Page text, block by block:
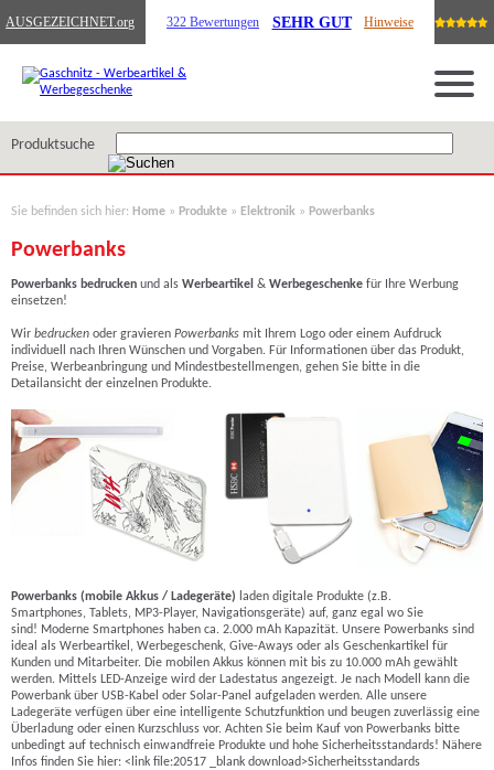
AUSGEZEICHNET.org 322 Bewertungen SEHR GUT Hinweise
Produktsuche
Sie befinden sich hier: Home » Produkte » Elektronik » Powerbanks
Powerbanks
Powerbanks bedrucken und als Werbeartikel & Werbegeschenke für Ihre Werbung
einsetzen!
Wir bedrucken oder gravieren Powerbanks mit Ihrem Logo oder einem Aufdruck
individuell nach Ihren Wünschen und Vorgaben. Für Informationen über das Produkt,
Preise, Werbeanbringung und Mindestbestellmengen, gehen Sie bitte in die
Detailansicht der einzelnen Produkte.
Powerbanks (mobile Akkus / Ladegeräte) laden digitale Produkte (z.B.
Smartphones, Tablets, MP3-Player, Navigationsgeräte) auf, ganz egal wo Sie
sind! Moderne Smartphones haben ca. 2.000 mAh Kapazität. Unsere Powerbanks sind
ideal als Werbeartikel, Werbegeschenk, Give-Aways oder als Geschenkartikel für
Kunden und Mitarbeiter. Die mobilen Akkus können mit bis zu 10.000 mAh gewählt
werden. Mittels LED-Anzeige wird der Ladestatus angezeigt. Je nach Modell kann die
Powerbank über USB-Kabel oder Solar-Panel aufgeladen werden. Alle unsere
Ladegeräte verfügen über eine intelligente Schutzfunktion und beugen zuverlässig eine
Überladung oder einen Kurzschluss vor. Achten Sie beim Kauf von Powerbanks bitte
unbedingt auf technisch einwandfreie Produkte und hohe Sicherheitsstandards! Nähere
Infos finden Sie hier: <link file:20517 _blank download>Sicherheitsstandards